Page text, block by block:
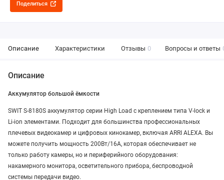
Поделиться
Описание Характеристики Отзывы 0 Вопросы и ответы
Описание
Аккумулятор большой ёмкости
SWIT S-8180S аккумулятор серии High Load с креплением типа V-lock и
Li-ion элементами. Подходит для большинства профессиональных
плечевых видеокамер и цифровых кинокамер, включая ARRI ALEXA. Вы
можете получить мощность 200Вт/16А, которая обеспечивает не
только работу камеры, но и периферийного оборудования:
накамерного монитора, осветительного прибора, беспроводной
системы передачи видео.